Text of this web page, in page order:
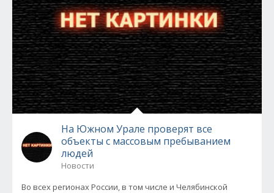
На Южном Урале проверят все
объекты с массовым пребыванием
людей
Новости
Во всех регионах России, в том числе и Челябинской